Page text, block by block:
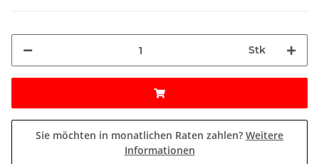
Stk
Sie möchten in monatlichen Raten zahlen? Weitere
Informationen